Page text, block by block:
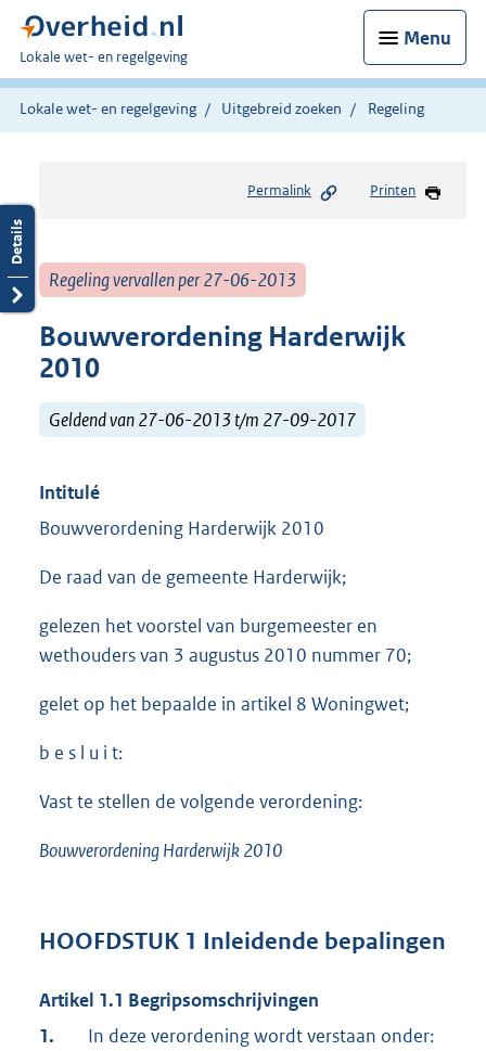
Menu
U
bent
hier:
Lokale wet- en regelgeving
Lokale wet- en regelgeving Uitgebreid zoeken Regeling
Permalink Printen
Regeling vervallen per 27-06-2013
Bouwverordening Harderwijk
2010
Geldend van 27-06-2013 t/m 27-09-2017
Intitulé
Bouwverordening Harderwijk 2010
De raad van de gemeente Harderwijk;
gelezen het voorstel van burgemeester en
wethouders van 3 augustus 2010 nummer 70;
gelet op het bepaalde in artikel 8 Woningwet;
b e s l u i t:
Vast te stellen de volgende verordening:
Bouwverordening Harderwijk 2010
HOOFDSTUK 1 Inleidende bepalingen
Artikel 1.1 Begripsomschrijvingen
1.
In deze verordening wordt verstaan onder: